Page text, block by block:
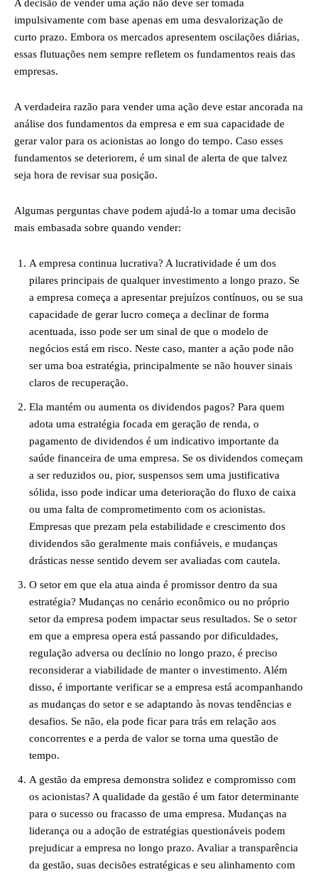
A decisão de vender uma ação não deve ser tomada
impulsivamente com base apenas em uma desvalorização de
curto prazo. Embora os mercados apresentem oscilações diárias,
essas flutuações nem sempre refletem os fundamentos reais das
empresas.
A verdadeira razão para vender uma ação deve estar ancorada na
análise dos fundamentos da empresa e em sua capacidade de
gerar valor para os acionistas ao longo do tempo. Caso esses
fundamentos se deteriorem, é um sinal de alerta de que talvez
seja hora de revisar sua posição.
Algumas perguntas chave podem ajudá-lo a tomar uma decisão
mais embasada sobre quando vender:
A empresa continua lucrativa? A lucratividade é um dos
pilares principais de qualquer investimento a longo prazo. Se
a empresa começa a apresentar prejuízos contínuos, ou se sua
capacidade de gerar lucro começa a declinar de forma
acentuada, isso pode ser um sinal de que o modelo de
negócios está em risco. Neste caso, manter a ação pode não
ser uma boa estratégia, principalmente se não houver sinais
claros de recuperação.
Ela mantém ou aumenta os dividendos pagos? Para quem
adota uma estratégia focada em geração de renda, o
pagamento de dividendos é um indicativo importante da
saúde financeira de uma empresa. Se os dividendos começam
a ser reduzidos ou, pior, suspensos sem uma justificativa
sólida, isso pode indicar uma deterioração do fluxo de caixa
ou uma falta de comprometimento com os acionistas.
Empresas que prezam pela estabilidade e crescimento dos
dividendos são geralmente mais confiáveis, e mudanças
drásticas nesse sentido devem ser avaliadas com cautela.
O setor em que ela atua ainda é promissor dentro da sua
estratégia? Mudanças no cenário econômico ou no próprio
setor da empresa podem impactar seus resultados. Se o setor
em que a empresa opera está passando por dificuldades,
regulação adversa ou declínio no longo prazo, é preciso
reconsiderar a viabilidade de manter o investimento. Além
disso, é importante verificar se a empresa está acompanhando
as mudanças do setor e se adaptando às novas tendências e
desafios. Se não, ela pode ficar para trás em relação aos
concorrentes e a perda de valor se torna uma questão de
tempo.
A gestão da empresa demonstra solidez e compromisso com
os acionistas? A qualidade da gestão é um fator determinante
para o sucesso ou fracasso de uma empresa. Mudanças na
liderança ou a adoção de estratégias questionáveis podem
prejudicar a empresa no longo prazo. Avaliar a transparência
da gestão, suas decisões estratégicas e seu alinhamento com